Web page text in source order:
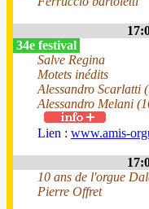
34e festival
Salve Regina
Motets inédits
Alessandro Scarlatti
Alessandro Melani
Lien : www.amis-
10 ans de l'orgue
Pierre Offret